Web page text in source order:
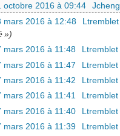
octobre 2016 à 09:44 Jcheng
mars 2016 à 12:48 Ltremblet
»)
mars 2016 à 11:48 Ltremblet
mars 2016 à 11:47 Ltremblet
mars 2016 à 11:42 Ltremblet
mars 2016 à 11:41 Ltremblet
mars 2016 à 11:40 Ltremblet
mars 2016 à 11:39 Ltremblet